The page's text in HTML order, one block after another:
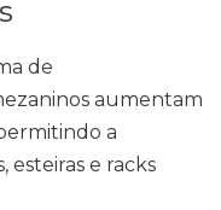
de
aumentam
a
esteiras e racks